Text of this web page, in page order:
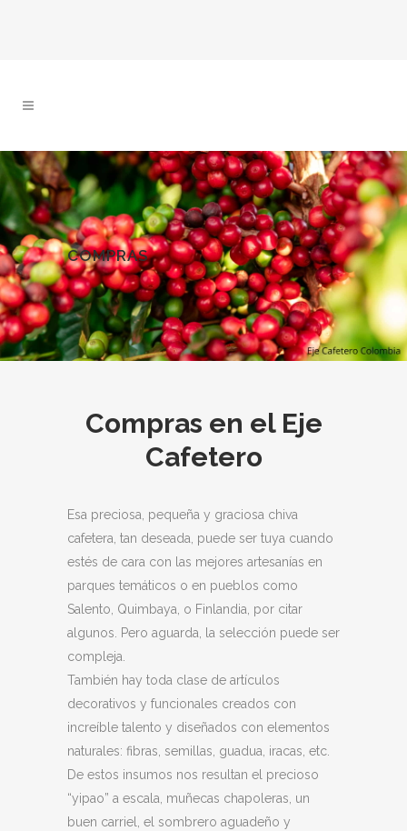
COMPRAS
Compras en el Eje
Cafetero
Esa preciosa, pequeña y graciosa chiva
cafetera, tan deseada, puede ser tuya cuando
estés de cara con las mejores artesanías en
parques temáticos o en pueblos como
Salento, Quimbaya, o Finlandia, por citar
algunos. Pero aguarda, la selección puede ser
compleja.
También hay toda clase de artículos
decorativos y funcionales creados con
increíble talento y diseñados con elementos
naturales: fibras, semillas, guadua, iracas, etc.
De estos insumos nos resultan el precioso
“yipao” a escala, muñecas chapoleras, un
buen carriel, el sombrero aguadeño y